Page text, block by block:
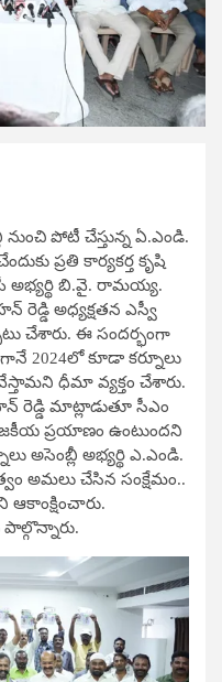
నుంచి పోటీ చేస్తున్న ఏ.ఎండి.
ప్రతి కార్యకర్త కృషి
అభ్యర్థి బి.వై. రామయ్య.
అధ్యక్షతన ఎస్వీ
చేశారు. ఈ సందర్భంగా
2024లో కూడా కర్నూలు
ధీమా వ్యక్తం చేశారు.
రెడ్డి మాట్లాడుతూ సీఎం
ప్రయాణం ఉంటుందని
అసెంబ్లీ అభ్యర్థి ఎ.ఎండి.
అమలు చేసిన సంక్షేమం..